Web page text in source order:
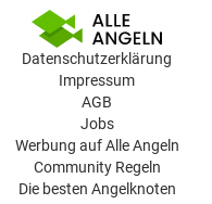
Datenschutzerklärung
Impressum
AGB
Jobs
Werbung auf Alle Angeln
Community Regeln
Die besten Angelknoten